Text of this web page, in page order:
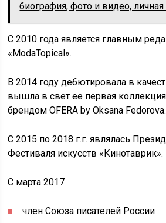
биография, фото и видео,
С 2010 года является главным
«ModaTopical».
В 2014 году дебютировала в
вышла в свет ее первая
брендом OFERA by Oksana Fedorova.
С 2015 по 2018 г.г. являлась
Фестиваля искусств «Кинотаврик».
С марта 2017
член Союза писателей России